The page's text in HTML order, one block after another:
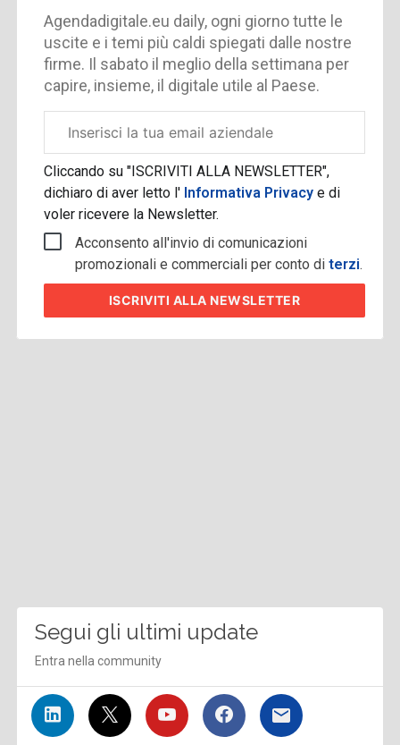
Agendadigitale.eu daily, ogni giorno tutte le
uscite e i temi più caldi spiegati dalle nostre
firme. Il sabato il meglio della settimana per
capire, insieme, il digitale utile al Paese.
aziendale
Cliccando su "ISCRIVITI ALLA NEWSLETTER",
dichiaro di aver letto l' Informativa Privacye di
voler ricevere la Newsletter.
Acconsento all'invio di comunicazioni
promozionali e commerciali per conto diterzi.
ISCRIVITI ALLA NEWSLETTER
Segui gli ultimi update
Entra nella community